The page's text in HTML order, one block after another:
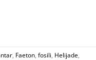
, Faeton, fosili, Helijade,